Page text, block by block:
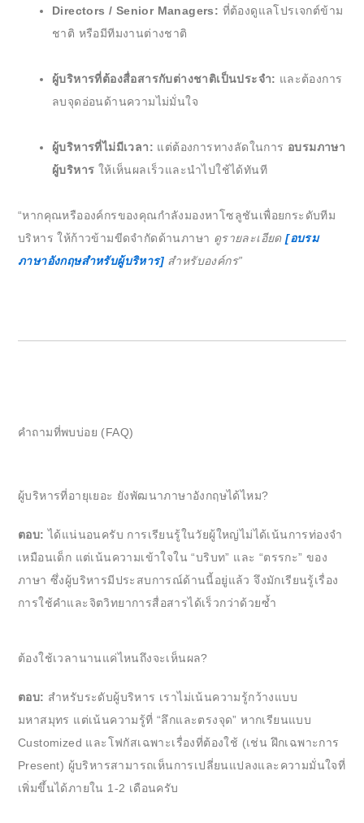
Directors / Senior Managers: ที่ต้องดูแลโปรเจกต์ข้าม
ชาติ หรือมีทีมงานต่างชาติ
ผู้บริหารที่ต้องสื่อสารกับต่างชาติเป็นประจำ: และต้องการ
ลบจุดอ่อนด้านความไม่มั่นใจ
ผู้บริหารที่ไม่มีเวลา: แต่ต้องการทางลัดในการ อบรมภาษา
ผู้บริหาร ให้เห็นผลเร็วและนำไปใช้ได้ทันที
“หากคุณหรือองค์กรของคุณกำลังมองหาโซลูชันเพื่อยกระดับทีม
บริหาร ให้ก้าวข้ามขีดจำกัดด้านภาษา ดูรายละเอียด[อบรม
ภาษาอังกฤษสำหรับผู้บริหาร] สำหรับองค์กร”
คำถามที่พบบ่อย (FAQ)
ผู้บริหารที่อายุเยอะ ยังพัฒนาภาษาอังกฤษได้ไหม?
ตอบ: ได้แน่นอนครับ การเรียนรู้ในวัยผู้ใหญ่ไม่ได้เน้นการท่องจำ
เหมือนเด็ก แต่เน้นความเข้าใจใน “บริบท” และ “ตรรกะ” ของ
ภาษา ซึ่งผู้บริหารมีประสบการณ์ด้านนี้อยู่แล้ว จึงมักเรียนรู้เรื่อง
การใช้คำและจิตวิทยาการสื่อสารได้เร็วกว่าด้วยซ้ำ
ต้องใช้เวลานานแค่ไหนถึงจะเห็นผล?
ตอบ: สำหรับระดับผู้บริหาร เราไม่เน้นความรู้กว้างแบบ
มหาสมุทร แต่เน้นความรู้ที่ “ลึกและตรงจุด” หากเรียนแบบ
Customized และโฟกัสเฉพาะเรื่องที่ต้องใช้ (เช่น ฝึกเฉพาะการ
Present) ผู้บริหารสามารถเห็นการเปลี่ยนแปลงและความมั่นใจที่
เพิ่มขึ้นได้ภายใน 1-2 เดือนครับ